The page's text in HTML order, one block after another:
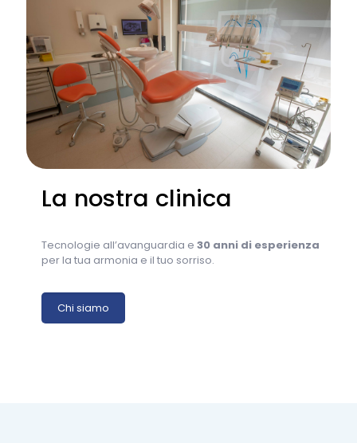
La nostra clinica
Tecnologie all’avanguardia e30 anni di esperienza
per la tua armonia e il tuo sorriso.
Chi siamo